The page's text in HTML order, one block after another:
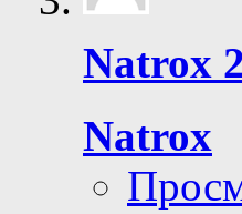
Natrox 2
Natrox